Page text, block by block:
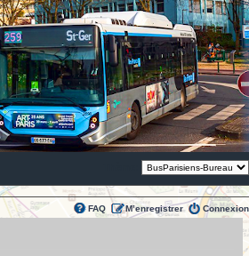
FAQ M’enregistrer Connexion